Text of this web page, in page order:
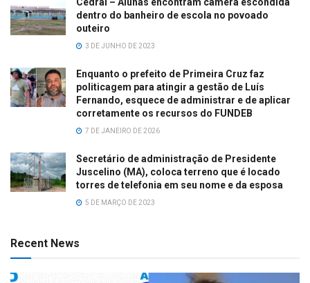
dentro do banheiro de escola no povoado
outeiro
3 DE JUNHO DE 2023
Enquanto o prefeito de Primeira Cruz faz
politicagem para atingir a gestão de Luís
Fernando, esquece de administrar e de aplicar
corretamente os recursos do FUNDEB
7 DE JANEIRO DE 2026
Secretário de administração de Presidente
Juscelino (MA), coloca terreno que é locado
torres de telefonia em seu nome e da esposa
5 DE MARÇO DE 2023
Recent News